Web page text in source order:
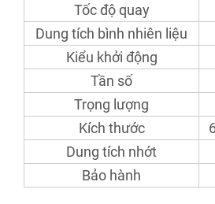
Tốc độ quay
Dung tích bình nhiên liệu
Kiểu khởi động
Tần số
Trọng lượng
Kích thước
Dung tích nhớt
Bảo hành